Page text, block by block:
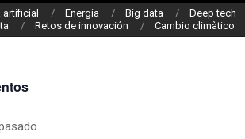
Energía Big data
Deep tech
Retos de innovación Cambio climàtico